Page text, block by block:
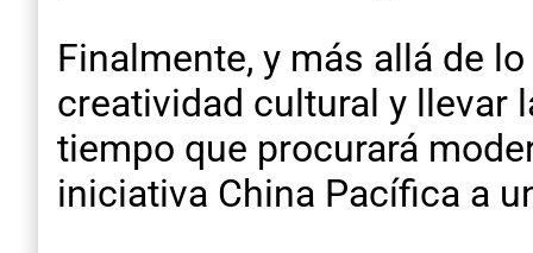
Finalmente, y más allá de
creatividad cultural y llevar
tiempo que procurará
iniciativa China Pacífica a